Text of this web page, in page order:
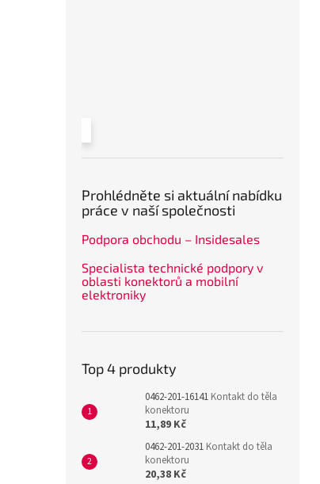
Prohlédněte si aktuální nabídku
práce v naší společnosti
Podpora obchodu – Insidesales
Specialista technické podpory v
oblasti konektorů a mobilní
elektroniky
Top 4 produkty
0462-201-16141 Kontakt do těla
konektoru
11,89 Kč
0462-201-2031 Kontakt do těla
konektoru
20,38 Kč